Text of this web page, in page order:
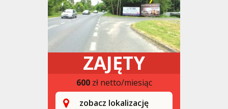
ZAJĘTY
600zł netto/miesiąc
zobacz lokalizację